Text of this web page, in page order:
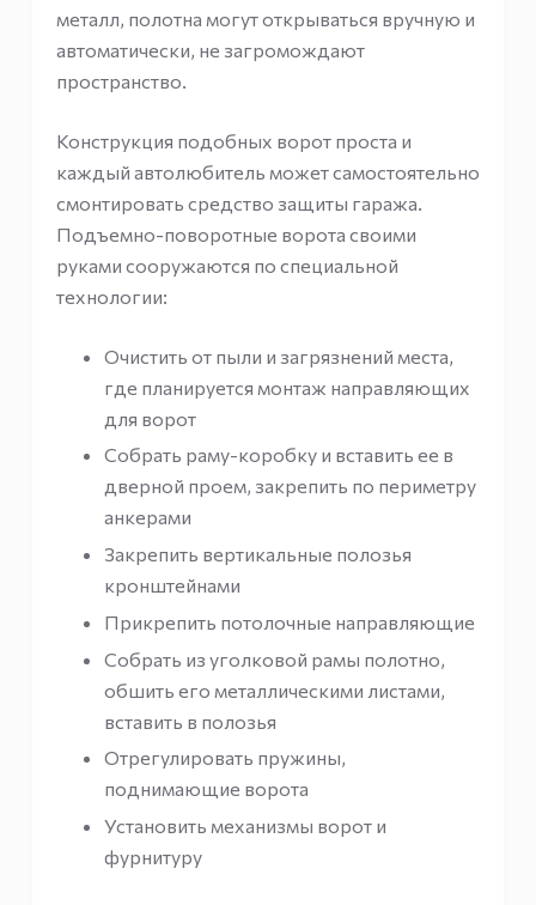
металл, полотна могут открываться вручную и
автоматически, не загромождают
пространство.
Конструкция подобных ворот проста и
каждый автолюбитель может самостоятельно
смонтировать средство защиты гаража.
Подъемно-поворотные ворота своими
руками сооружаются по специальной
технологии:
Очистить от пыли и загрязнений места,
где планируется монтаж направляющих
для ворот
Собрать раму-коробку и вставить ее в
дверной проем, закрепить по периметру
анкерами
Закрепить вертикальные полозья
кронштейнами
Прикрепить потолочные направляющие
Собрать из уголковой рамы полотно,
обшить его металлическими листами,
вставить в полозья
Отрегулировать пружины,
поднимающие ворота
Установить механизмы ворот и
фурнитуру